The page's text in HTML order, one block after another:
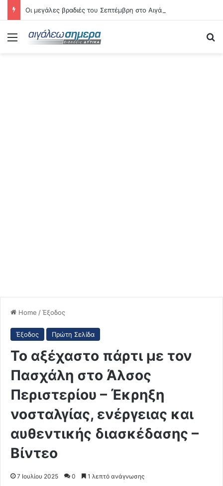
Menu
Home /Έξοδος
Έξοδος Πρώτη Σελίδα
Το αξέχαστο πάρτι με τον
Πασχάλη στο Άλσος
Περιστερίου – Έκρηξη
νοσταλγίας, ενέργειας και
αυθεντικής διασκέδασης –
Βίντεο
7 Ιουλίου 2025 0 1 λεπτό ανάγνωσης